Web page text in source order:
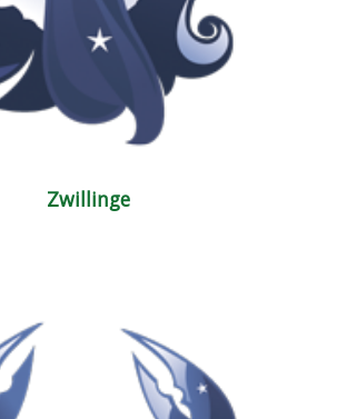
Zwillinge